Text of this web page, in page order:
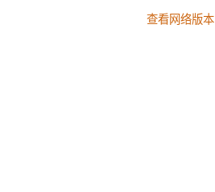
查看网络版本